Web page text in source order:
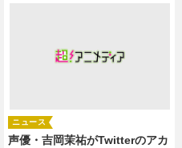
声優・吉岡茉祐がTwitterのアカ
ニュース